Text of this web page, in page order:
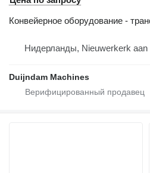
Конвейерное оборудование -
Нидерланды, Nieuwerkerk aan
Duijndam Machines